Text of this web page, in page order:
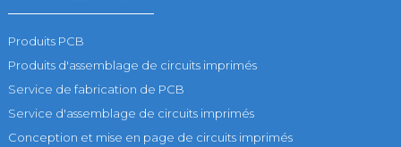
Produits PCB
Produits d'assemblage de circuits imprimés
Service de fabrication de PCB
Service d'assemblage de circuits imprimés
Conception et mise en page de circuits imprimés